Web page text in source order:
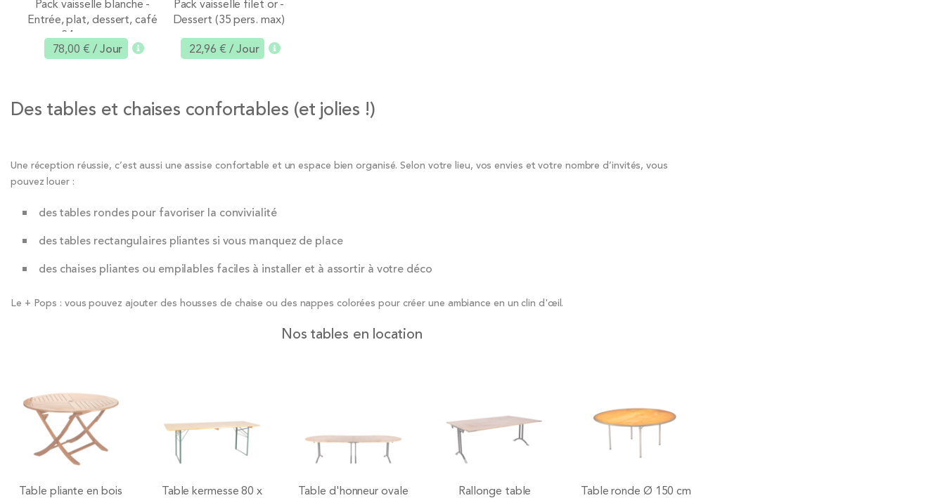
Ajouter
Pack vaisselle blanche -
Entrée, plat, dessert, café
24 pers. max
78,00 € / Jour
Ajouter
Pack vaisselle filet or -
Dessert (35 pers. max)
22,96 € / Jour
Des tables et chaises confortables (et jolies !)
Une réception réussie, c’est aussi une assise confortable et un espace bien organisé. Selon votre lieu, vos envies et votre nombre d’invités, vous
pouvez louer :
des tables rondes pour favoriser la convivialité
des tables rectangulaires pliantes si vous manquez de place
des chaises pliantes ou empilables faciles à installer et à assortir à votre déco
Le + Pops : vous pouvez ajouter des housses de chaise ou des nappes colorées pour créer une ambiance en un clin d'œil.
Nos tables en location
Table pliante en bois Table kermesse 80 x Table d'honneur ovale Rallonge table Table ronde Ø 150 cm